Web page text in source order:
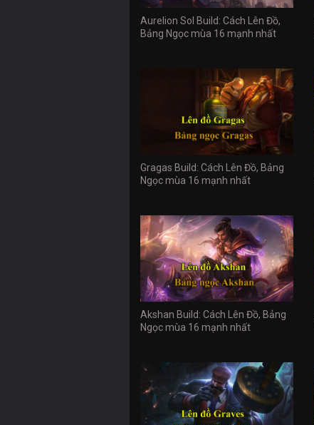
Aurelion Sol Build: Cách Lên Đồ,
Bảng Ngọc mùa 16 mạnh nhất
Gragas Build: Cách Lên Đồ, Bảng
Ngọc mùa 16 mạnh nhất
Akshan Build: Cách Lên Đồ, Bảng
Ngọc mùa 16 mạnh nhất